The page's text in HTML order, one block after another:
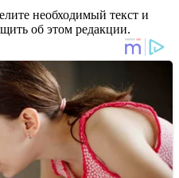
необходимый текст и
об этом редакции.